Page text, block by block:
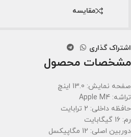
مقایسه
اشتراک گذاری
مشخصات محصول
صفحه نمایش: 13.0 اینچ
تراشه: Apple M4
حافظه داخلی: 2 ترابایت
رم: 16 گیگابایت
دوربین اصلی: 12 مگاپیکسل